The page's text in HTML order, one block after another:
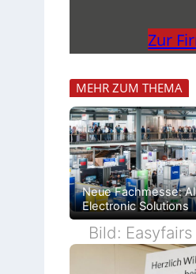
Zur
MEHR ZUM THEMA
Neue Fachmesse:
Electronic Solutions
Bild: